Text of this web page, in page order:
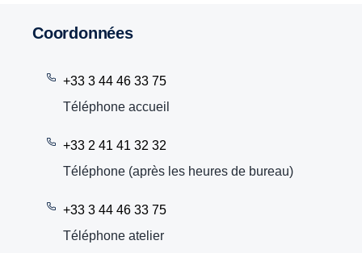
Coordonnées
+33 3 44 46 33 75
Téléphone accueil
+33 2 41 41 32 32
Téléphone (après les heures de bureau)
+33 3 44 46 33 75
Téléphone atelier